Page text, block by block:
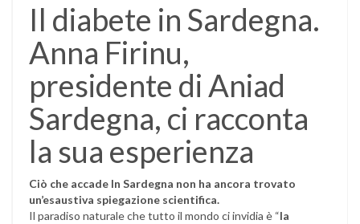
Il diabete in Sardegna.
Anna Firinu,
presidente di Aniad
Sardegna, ci racconta
la sua esperienza
Ciò che accade In Sardegna non ha ancora trovato
un’esaustiva spiegazione scientifica.
Il paradiso naturale che tutto il mondo ci invidia è “la